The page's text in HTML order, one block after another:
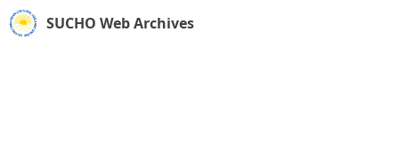
SUCHO Web Archives